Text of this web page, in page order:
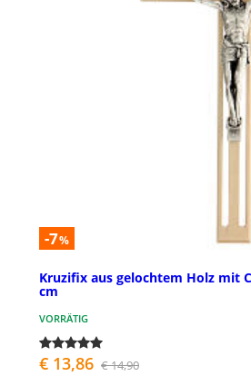
-7%
Kruzifix aus gelochtem Holz mit
cm
VORRÄTIG
€ 13,86 € 14,90